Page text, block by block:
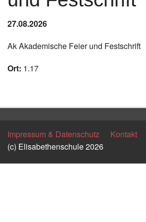
Instagram
27.08.2026
Ak Akademische Feier und Festschrift
Ort: 1.17
Impressum & Datenschutz
Kontakt
(c) Elisabethenschule 2026